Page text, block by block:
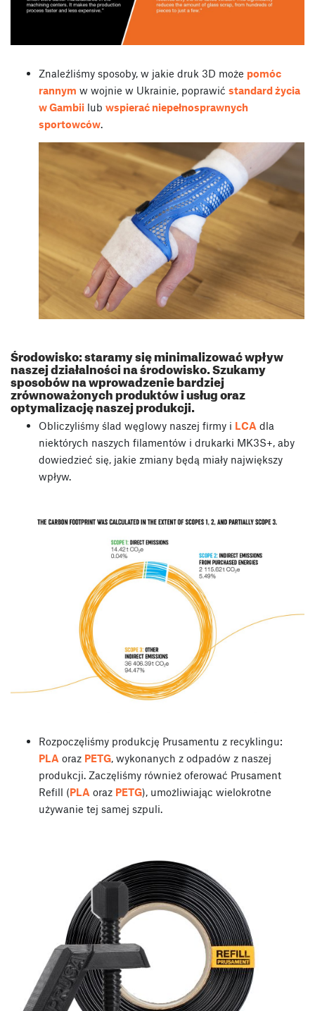
Znaleźliśmy sposoby, w jakie druk 3D może pomóc
rannym w wojnie w Ukrainie, poprawić standard życia
w Gambii lub wspierać niepełnosprawnych
sportowców.
Środowisko: staramy się minimalizować wpływ
naszej działalności na środowisko. Szukamy
sposobów na wprowadzenie bardziej
zrównoważonych produktów i usług oraz
optymalizację naszej produkcji.
Obliczyliśmy ślad węglowy naszej firmy i LCA dla
niektórych naszych filamentów i drukarki MK3S+, aby
dowiedzieć się, jakie zmiany będą miały największy
wpływ.
Rozpoczęliśmy produkcję Prusamentu z recyklingu:
PLA oraz PETG, wykonanych z odpadów z naszej
produkcji. Zaczęliśmy również oferować Prusament
Refill (PLA oraz PETG), umożliwiając wielokrotne
używanie tej samej szpuli.